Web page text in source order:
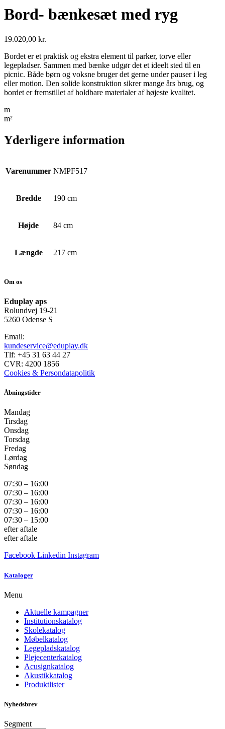
Bord- bænkesæt med ryg
19.020,00 kr.
Bordet er et praktisk og ekstra element til parker, torve eller
legepladser. Sammen med bænke udgør det et ideelt sted til en
picnic. Både børn og voksne bruger det gerne under pauser i leg
eller motion. Den solide konstruktion sikrer mange års brug, og
bordet er fremstillet af holdbare materialer af højeste kvalitet.
m
m²
Yderligere information
Varenummer NMPF517
Bredde 190 cm
Højde 84 cm
Længde 217 cm
Om os
Eduplay aps
Rolundvej 19-21
5260 Odense S
Email:
kundeservice@eduplay.dk
Tlf: +45 31 63 44 27
CVR: 4200 1856
Cookies & Persondatapolitik
Åbningstider
Mandag
Tirsdag
Onsdag
Torsdag
Fredag
Lørdag
Søndag
07:30 – 16:00
07:30 – 16:00
07:30 – 16:00
07:30 – 16:00
07:30 – 15:00
efter aftale
efter aftale
Facebook Linkedin Instagram
Kataloger
Menu
Aktuelle kampagner
Institutionskatalog
Skolekatalog
Møbelkatalog
Legepladskatalog
Plejecenterkatalog
Acusignkatalog
Akustikkatalog
Produktlister
Nyhedsbrev
Segment